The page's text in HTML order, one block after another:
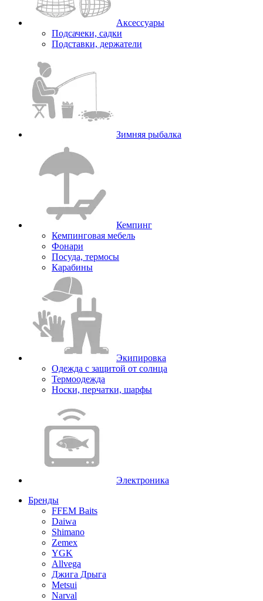
Аксессуары
Подсачеки, садки
Подставки, держатели
Зимняя рыбалка
Кемпинг
Кемпинговая мебель
Фонари
Посуда, термосы
Карабины
Экипировка
Одежда с защитой от солнца
Термоодежда
Носки, перчатки, шарфы
Электроника
Бренды
FFEM Baits
Daiwa
Shimano
Zemex
YGK
Allvega
Джига Дрыга
Metsui
Narval